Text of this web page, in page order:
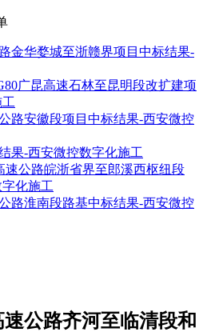
金华婺城至浙赣界项目中标结果-
广昆高速石林至昆明段改扩建项
路安徽段项目中标结果-西安微控
果-西安微控数字化施工
速公路皖浙省界至郎溪西枢纽段
化施工
路淮南段路基中标结果-西安微控
公路齐河至临清段和